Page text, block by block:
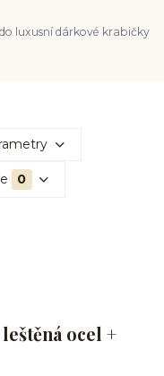
luxusní dárkové krabičky
0
ocel +